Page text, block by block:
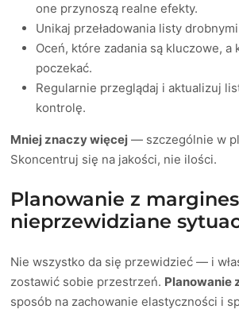
one przynoszą realne efekty.
Unikaj przeładowania listy
Oceń, które zadania są kluczowe, a
poczekać.
Regularnie przeglądaj i aktualizuj
kontrolę.
Mniej znaczy więcej — szczególnie w
Skoncentruj się na jakości, nie ilości.
Planowanie z
nieprzewidziane
Nie wszystko da się przewidzieć — i
zostawić sobie przestrzeń. Planowanie
sposób na zachowanie elastyczności i